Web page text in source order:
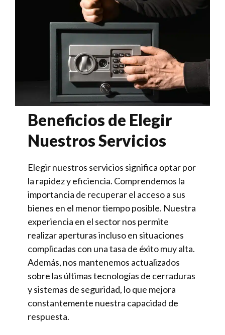
Beneficios de Elegir
Nuestros Servicios
Elegir nuestros servicios significa optar por
la rapidez y eficiencia. Comprendemos la
importancia de recuperar el acceso a sus
bienes en el menor tiempo posible. Nuestra
experiencia en el sector nos permite
realizar aperturas incluso en situaciones
complicadas con una tasa de éxito muy alta.
Además, nos mantenemos actualizados
sobre las últimas tecnologías de cerraduras
y sistemas de seguridad, lo que mejora
constantemente nuestra capacidad de
respuesta.